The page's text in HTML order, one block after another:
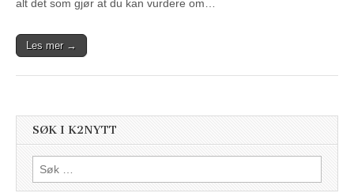
alt det som gjør at du kan vurdere om…
Les mer →
SØK I K2NYTT
Søk
etter: